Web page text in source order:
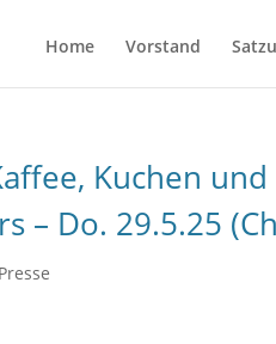
Home Vorstand
Kuchen
– Do. 29.5.25
Presse